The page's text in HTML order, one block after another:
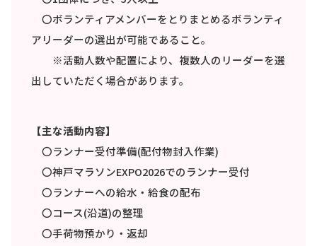
〇ボランティアメンバーをとりまとめるボランティ
アリーダーの選出が可能であること。
※活動人数や配置により、複数人のリーダーを選
出していただく場合があります。
【主な活動内容】
〇ランナー受付準備(配付物封入作業)
〇神戸マラソンEXPO2026でのランナー受付
〇ランナーへの給水・給食の配布
〇コース(沿道)の整理
〇手荷物預かり・返却